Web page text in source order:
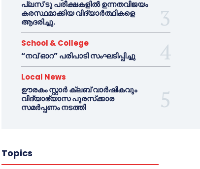
പ്ലസ് ടു പരീക്ഷകളിൽ ഉന്നതവിജയം
കരസ്ഥമാക്കിയ വിദ്യാർത്ഥികളെ
ആദരിച്ചു.
School & College
“നവ് ഓറ” പരിപാടി സംഘടിപ്പിച്ചു
Local News
ഊരകം സ്റ്റാർ ക്ലബ് വാർഷികവും
വിദ്യാഭ്യാസ പുരസ്‌ക്കാര
സമർപ്പണം നടത്തി
Topics